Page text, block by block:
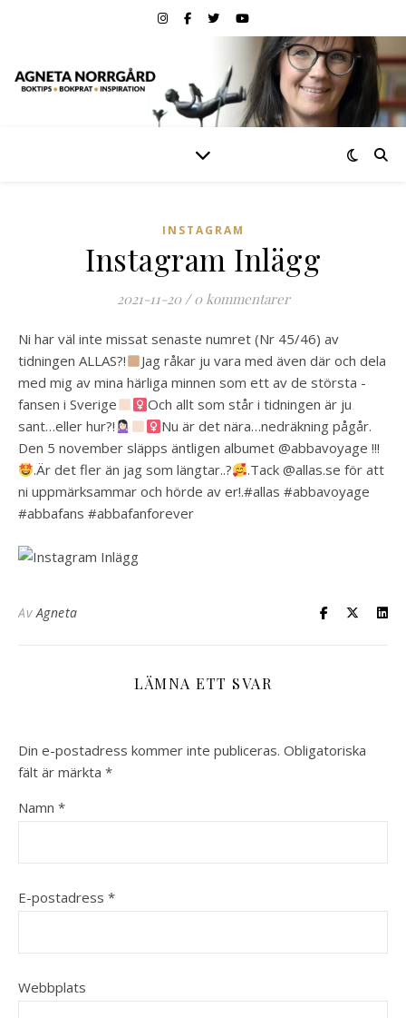
INSTAGRAM
Instagram Inlägg
2021-11-20 / 0 kommentarer
Ni har väl inte missat senaste numret (Nr 45/46) av
tidningen ALLAS?!
Jag råkar ju vara med även där och dela
med mig av mina härliga minnen som ett av de största -
fansen i Sverige
Och allt som står i tidningen är ju
sant…eller hur?!
Nu är det nära…nedräkning pågår.
Den 5 november släpps äntligen albumet @abbavoyage !!!
.Är det fler än jag som längtar..?
.Tack @allas.se för att
ni uppmärksammar och hörde av er!.#allas #abbavoyage
#abbafans #abbafanforever
AvAgneta
LÄMNA ETT SVAR
Din e-postadress kommer inte publiceras. Obligatoriska
fält är märkta *
Namn *
E-postadress *
Webbplats